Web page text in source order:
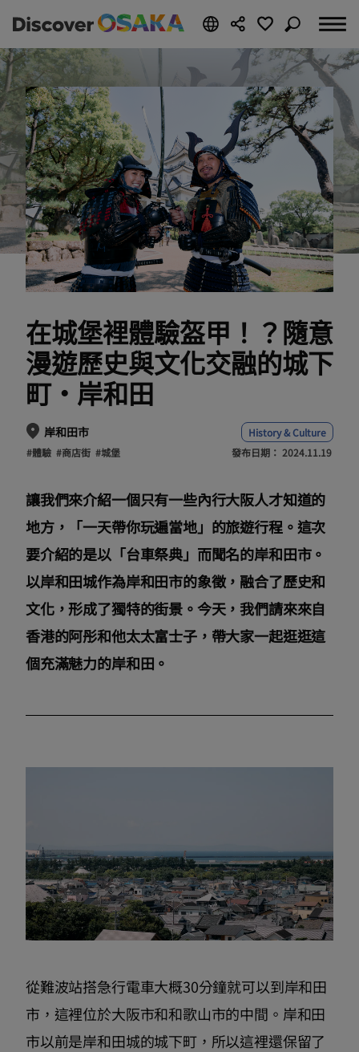
在城堡裡體驗盔甲！？隨意
漫遊歷史與文化交融的城下
町・岸和田
岸和田市
History & Culture
#體驗 #商店街 #城堡 發布日期： 2024.11.19
讓我們來介紹一個只有一些內行大阪人才知道的
地方，「一天帶你玩遍當地」的旅遊行程。這次
要介紹的是以「台車祭典」而聞名的岸和田市。
以岸和田城作為岸和田市的象徵，融合了歷史和
文化，形成了獨特的街景。今天，我們請來來自
香港的阿彤和他太太富士子，帶大家一起逛逛這
個充滿魅力的岸和田。
從難波站搭急行電車大概30分鐘就可以到岸和田
市，這裡位於大阪市和和歌山市的中間。岸和田
市以前是岸和田城的城下町，所以這裡還保留了